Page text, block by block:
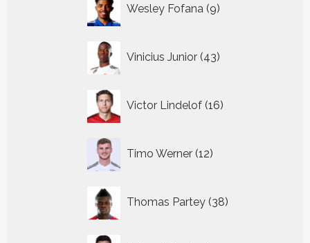
Wesley Fofana 9
producten
Vinicius Junior 43
producten
Victor Lindelof 16
producten
Timo Werner 12
producten
Thomas Partey 38
producten